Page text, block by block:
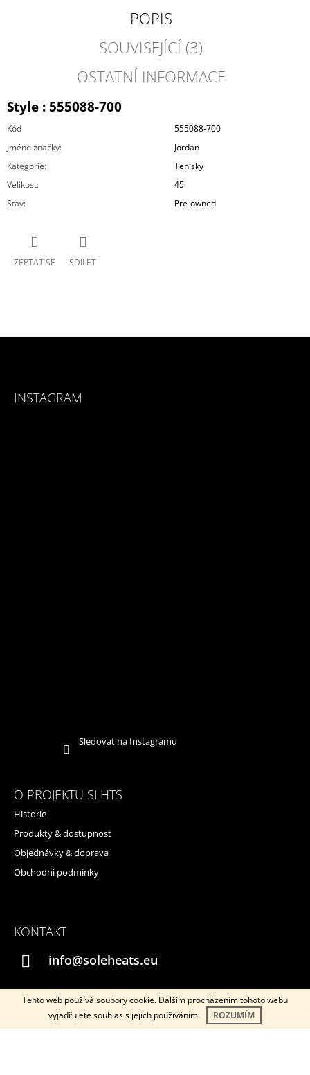
Tento web používá soubory cookie. Dalším procházením tohoto webu
vyjadřujete souhlas s jejich používáním.
ROZUMÍM
POPIS
SOUVISEJÍCÍ (3)
OSTATNÍ INFORMACE
Style : 555088-700
Kód
555088-700
Jméno značky:
Jordan
Kategorie:
Tenisky
Velikost:
45
Stav: Pre-owned
ZEPTAT SE SDÍLET
INSTAGRAM
Sledovat na Instagramu
O PROJEKTU SLHTS
Historie
Produkty & dostupnost
Objednávky & doprava
Obchodní podmínky
KONTAKT
info@soleheats.eu
InstagramYouTube